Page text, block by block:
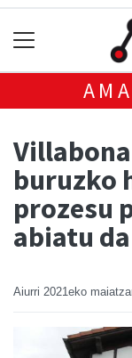
buruzko
prozesu
abiatu da
Aiurri 2021eko